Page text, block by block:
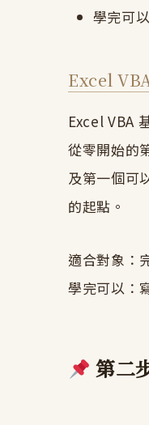
學完可
Excel
Excel VBA
從零開始的
及第一個可
的起點。
適合對象：
學完可以：
第二